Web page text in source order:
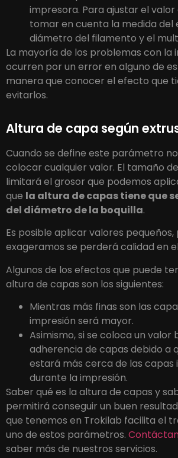
impresora. Para ajustar el
tomar en cuenta la medida del
diámetro del filamento y el
La mayoría de los problemas con la
ocurren por un error en alguno de
manera que conocer el efecto que
evitarlos.
Altura de capa según
Cuando se define este parámetro
colocar cualquier valor. El tamaño
limitará el grosor que podemos
que la altura de capas tiene que
del diámetro de la boquilla.
Es posible aplicar valores pequeños,
exageramos se perderá calidad en
Algunos de los efectos que puede
altura de capas son los siguientes:
Mientras más finas son las
impresión será mayor.
Asimismo, si se coloca un
adherencia de capas debido a
estará más cerca de las capas
durante la impresión.
Saber qué es la altura de capas y
permitirá conseguir un buen
que tenemos en Trokilab facilita el
uno de estos parámetros.
saber más de nuestros servicios.